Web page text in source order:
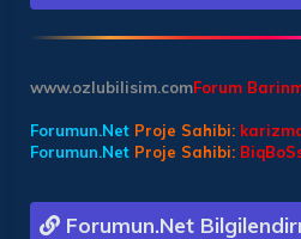
Forum
www.ozlubilisim.com
Forumun.Net Proje Sahibi:
Forumun.Net Proje Sahibi:
Forumun.Net